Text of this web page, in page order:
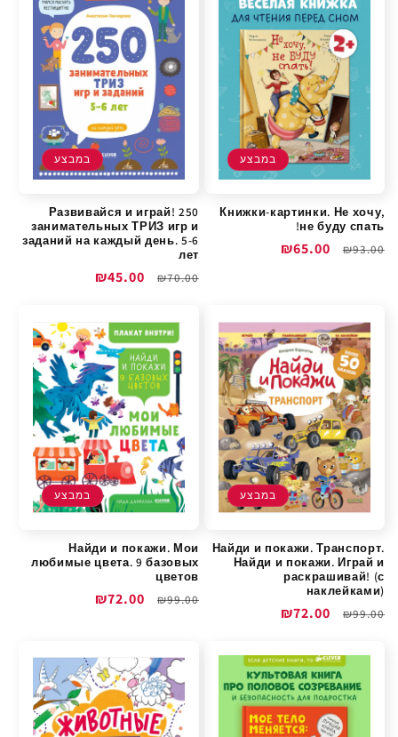
במבצע
Книжки-картинки. Не хочу,
не буду спать!
מחיר
₪93.00
מחיר
₪65.00
במבצע
Развивайся и играй! 250
занимательных ТРИЗ игр и
заданий на каждый день. 5-6
лет
מחיר
₪70.00
מחיר
₪45.00
במבצע
Найди и покажи. Транспорт.
Найди и покажи. Играй и
раскрашивай! (с
наклейками)
מחיר
₪99.00
מחיר
₪72.00
במבצע
Найди и покажи. Мои
любимые цвета. 9 базовых
цветов
מחיר
₪99.00
מחיר
₪72.00